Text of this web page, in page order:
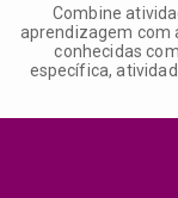
Combine
aprendizagem com
conhecidas
específica,